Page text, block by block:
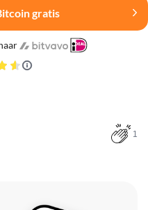
gratis
1